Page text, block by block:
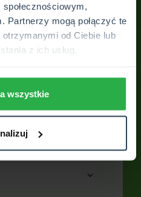
Partnerzy mogą połączyć te
od Ciebie lub
z ich usług.
wszystkie
się z
Odpowiemy na
Otrzymasz